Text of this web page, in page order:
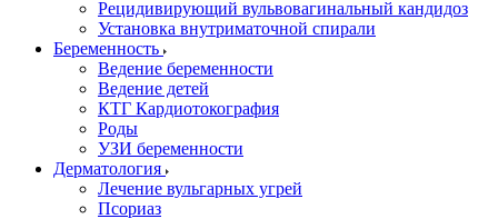
Рецидивирующий вульвовагинальный кандидоз
Установка внутриматочной спирали
Беременность
Ведение беременности
Ведение детей
КТГ Кардиотокография
Роды
УЗИ беременности
Дерматология
Лечение вульгарных угрей
Псориаз